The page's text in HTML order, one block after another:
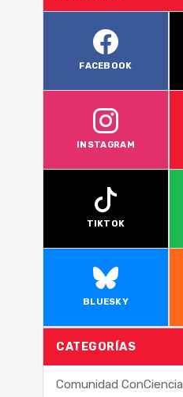
FACEBOOK
INSTAGRAM
TIKTOK
BLUESKY
CATEGORÍAS
Comunidad ConCiencia